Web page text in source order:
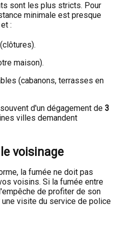
sont les plus stricts. Pour
minimale est presque
:
maison).
(cabanons, terrasses en
d'un dégagement de 3
villes demandent
voisinage
la fumée ne doit pas
voisins. Si la fumée entre
de profiter de son
visite du service de police